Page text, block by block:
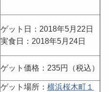
ゲット日：2018年5月22日
実食日：2018年5月24日
ゲット価格：235円（税込）
ゲット場所： 横浜桜木町１